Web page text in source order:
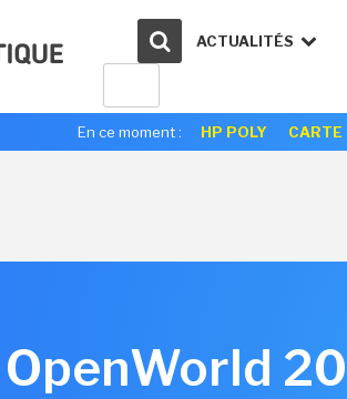
ACTUALITÉS
En ce moment : HP POLY CARTE
OpenWorld